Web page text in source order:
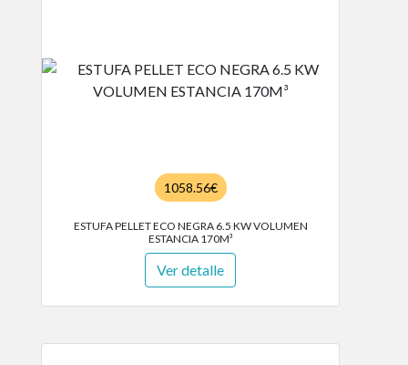
1058.56€
ESTUFA PELLET ECO NEGRA 6.5 KW VOLUMEN
ESTANCIA 170M³
Ver detalle